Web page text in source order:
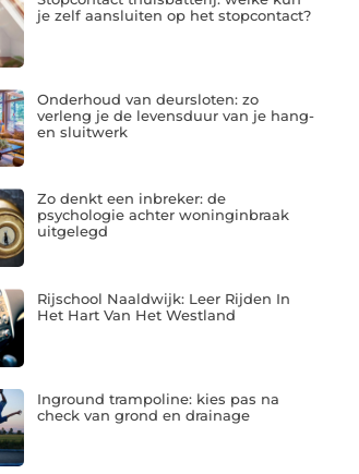
je zelf aansluiten op het stopcontact?
Onderhoud van deursloten: zo
verleng je de levensduur van je hang-
en sluitwerk
Zo denkt een inbreker: de
psychologie achter woninginbraak
uitgelegd
Rijschool Naaldwijk: Leer Rijden In
Het Hart Van Het Westland
Inground trampoline: kies pas na
check van grond en drainage